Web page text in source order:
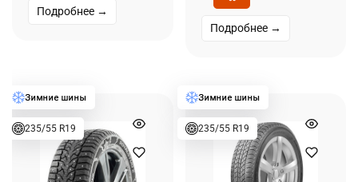
Подробнее →
Подробнее →
235/55 R19 235/55 R19